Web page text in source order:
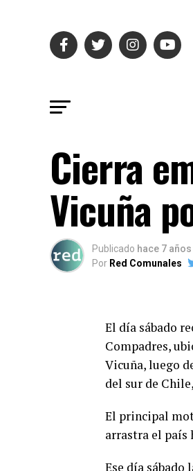
Cierra
Vicuña
Publicado hace 7 años
Por Red Comunales
El día sábado
Compadres,
Vicuña, luego
del sur de
El principal
arrastra el país
Ese día